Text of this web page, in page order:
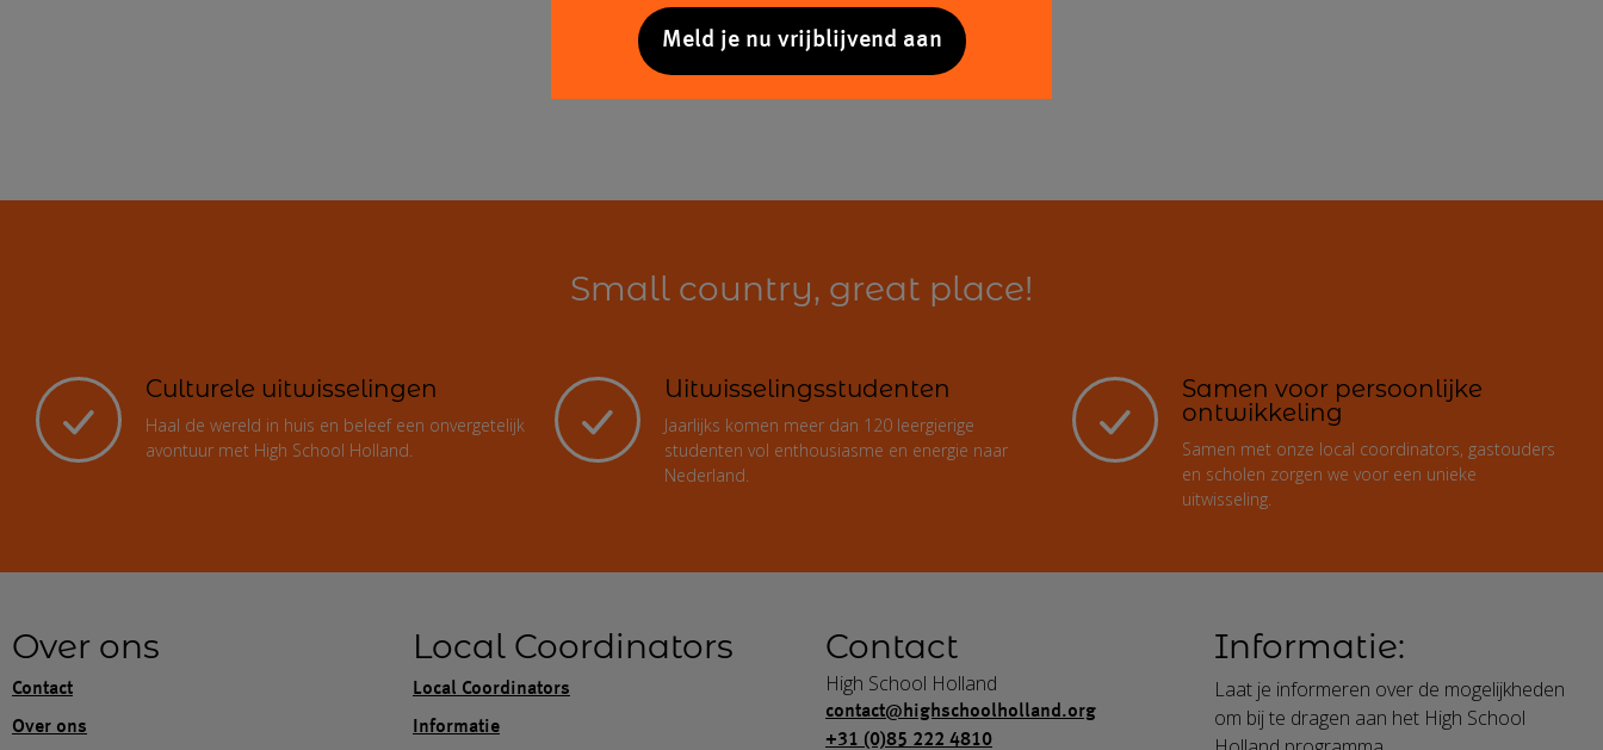
Meld je nu vrijblijvend aan
Small country, great place!
Culturele uitwisselingen
Haal de wereld in huis en beleef een onvergetelijk
avontuur met High School Holland.
Uitwisselingsstudenten
Jaarlijks komen meer dan 120 leergierige
studenten vol enthousiasme en energie naar
Nederland.
Samen voor persoonlijke
ontwikkeling
Samen met onze local coordinators, gastouders
en scholen zorgen we voor een unieke
uitwisseling.
Over ons
Contact
Over ons
Local Coordinators
Local Coordinators
Informatie
Contact
High School Holland
contact@highschoolholland.org
+31 (0)85 222 4810
Informatie:
Laat je informeren over de mogelijkheden
om bij te dragen aan het High School